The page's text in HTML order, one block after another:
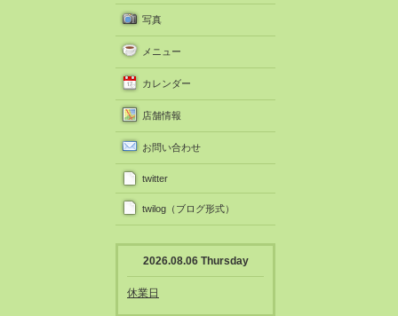
写真
メニュー
カレンダー
店舗情報
お問い合わせ
twitter
twilog（ブログ形式）
2026.08.06 Thursday
休業日